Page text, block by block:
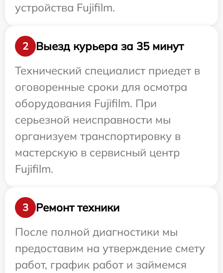
устройства Fujifilm.
2
Выезд курьера за 35 минут
Технический специалист приедет в
оговоренные сроки для осмотра
оборудования Fujifilm. При
серьезной неисправности мы
организуем транспортировку в
мастерскую в сервисный центр
Fujifilm.
3
Ремонт техники
После полной диагностики мы
предоставим на утверждение смету
работ, график работ и займемся